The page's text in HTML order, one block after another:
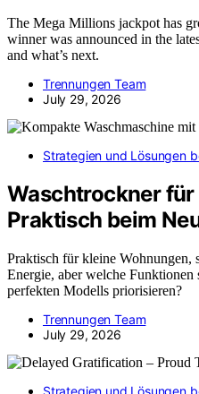
The Mega Millions jackpot has
winner was announced in the
and what’s next.
Trennungen Team
July 29, 2026
Strategien und Lösungen
Waschtrockner
Praktisch beim
Praktisch für kleine Wohnungen,
Energie, aber welche
perfekten Modells priorisieren?
Trennungen Team
July 29, 2026
Strategien und Lösungen